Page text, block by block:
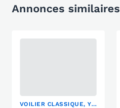
Annonces similaires
VOILIER CLASSIQUE, YACHT HAUTURIER, YACHT À VOILE